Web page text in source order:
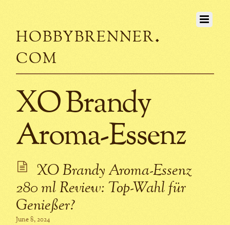
hobbybrenner.
com
XO Brandy
Aroma-Essenz
XO Brandy Aroma-Essenz
280 ml Review: Top-Wahl für
Genießer?
June 8, 2024